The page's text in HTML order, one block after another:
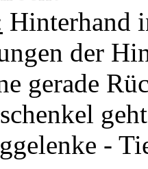
Hinterhand
der
gerade
-